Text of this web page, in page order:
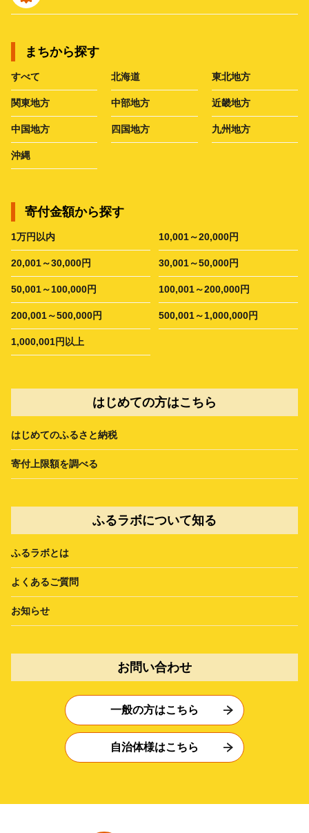
まちから探す
すべて 北海道 東北地方
関東地方 中部地方 近畿地方
中国地方 四国地方 九州地方
沖縄
寄付金額から探す
1万円以内 10,001～20,000円
20,001～30,000円 30,001～50,000円
50,001～100,000円 100,001～200,000円
200,001～500,000円 500,001～1,000,000円
1,000,001円以上
はじめての方はこちら
はじめてのふるさと納税
寄付上限額を調べる
ふるラボについて知る
ふるラボとは
よくあるご質問
お知らせ
お問い合わせ
一般の方はこちら
自治体様はこちら